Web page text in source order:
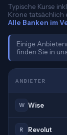
Typische Kurse
Krone tatsächlich
Alle Banken im
Einige
finden Sie in
ANBIETER
W Wise
R Revolut